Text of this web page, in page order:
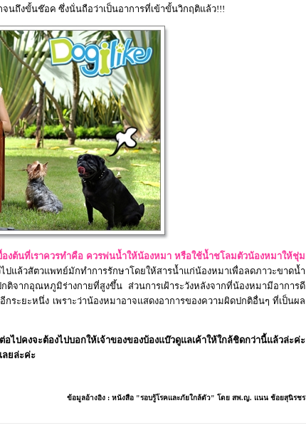
จนถึงขั้นช๊อค ซึ่งนั่นถือว่าเป็นอาการที่เข้าขั้นวิกฤติแล้ว!!!
องต้นที่เราควรทำคือ ควรพ่นน้ำให้น้องหมา หรือใช้น้ำชโลมตัวน้องหมาให้ชุ่ม
ล้วสัตวแพทย์มักทำการรักษาโดยให้สารน้ำแก่น้องหมาเพื่อลดภาวะขาดน้ำ
ติจากอุณหภูมิร่างกายที่สูงขึ้น ส่วนการเฝ้าระวังหลังจากที่น้องหมามีอาการดี
กระยะหนึ่ง เพราะว่าน้องหมาอาจแสดงอาการของความผิดปกติอื่นๆ ที่เป็นผล
ปคงจะต้องไปบอกให้เจ้าของของบ้องแบ๊วดูแลเค้าให้ใกล้ชิดกว่านี้แล้วล่ะค่ะ
ลยล่ะค่ะ
ข้อมูลอ้างอิง : หนังสือ "รอบรู้โรคและภัยใกล้ตัว" โดย สพ.ญ. แนน ช้อยสุนิรชร